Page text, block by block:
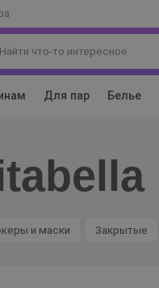
Для пар Белье
и маски Закрытые